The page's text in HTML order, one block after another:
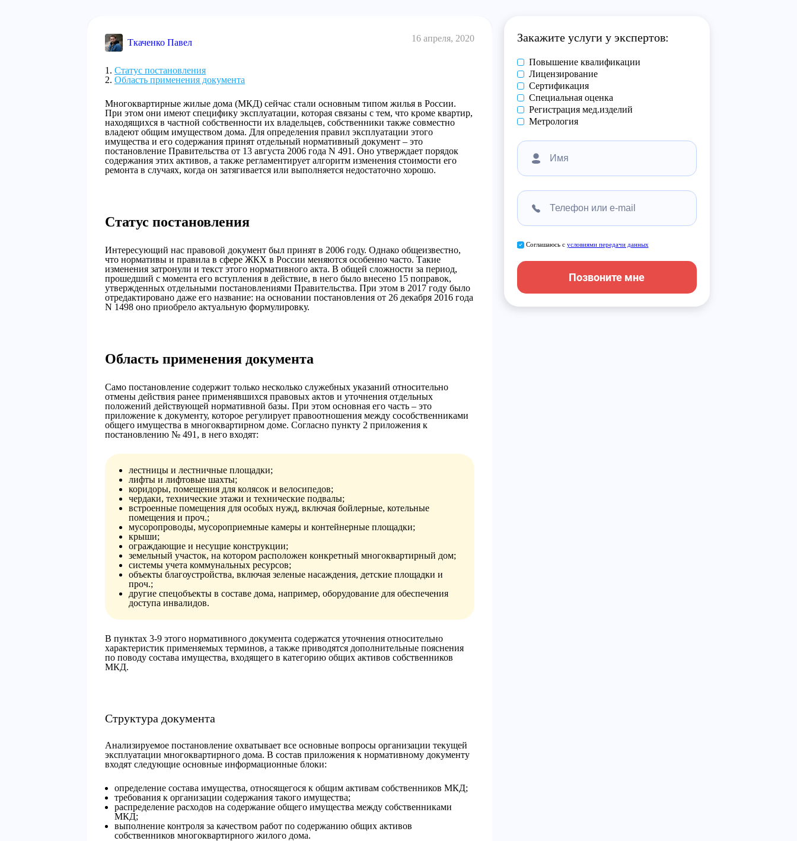
Ткаченко Павел 16 апреля, 2020
Статус постановления
Область применения документа
Многоквартирные жилые дома (МКД) сейчас стали основным типом жилья в России.
При этом они имеют специфику эксплуатации, которая связаны с тем, что кроме квартир,
находящихся в частной собственности их владельцев, собственники также совместно
владеют общим имуществом дома. Для определения правил эксплуатации этого
имущества и его содержания принят отдельный нормативный документ – это
постановление Правительства от 13 августа 2006 года N 491. Оно утверждает порядок
содержания этих активов, а также регламентирует алгоритм изменения стоимости его
ремонта в случаях, когда он затягивается или выполняется недостаточно хорошо.
Статус постановления
Интересующий нас правовой документ был принят в 2006 году. Однако общеизвестно,
что нормативы и правила в сфере ЖКХ в России меняются особенно часто. Такие
изменения затронули и текст этого нормативного акта. В общей сложности за период,
прошедший с момента его вступления в действие, в него было внесено 15 поправок,
утвержденных отдельными постановлениями Правительства. При этом в 2017 году было
отредактировано даже его название: на основании постановления от 26 декабря 2016 года
N 1498 оно приобрело актуальную формулировку.
Область применения документа
Само постановление содержит только несколько служебных указаний относительно
отмены действия ранее применявшихся правовых актов и уточнения отдельных
положений действующей нормативной базы. При этом основная его часть – это
приложение к документу, которое регулирует правоотношения между сособственниками
общего имущества в многоквартирном доме. Согласно пункту 2 приложения к
постановлению № 491, в него входят:
лестницы и лестничные площадки;
лифты и лифтовые шахты;
коридоры, помещения для колясок и велосипедов;
чердаки, технические этажи и технические подвалы;
встроенные помещения для особых нужд, включая бойлерные, котельные
помещения и проч.;
мусоропроводы, мусороприемные камеры и контейнерные площадки;
крыши;
ограждающие и несущие конструкции;
земельный участок, на котором расположен конкретный многоквартирный дом;
системы учета коммунальных ресурсов;
объекты благоустройства, включая зеленые насаждения, детские площадки и
проч.;
другие спецобъекты в составе дома, например, оборудование для обеспечения
доступа инвалидов.
В пунктах 3-9 этого нормативного документа содержатся уточнения относительно
характеристик применяемых терминов, а также приводятся дополнительные пояснения
по поводу состава имущества, входящего в категорию общих активов собственников
МКД.
Структура документа
Анализируемое постановление охватывает все основные вопросы организации текущей
эксплуатации многоквартирного дома. В состав приложения к нормативному документу
входят следующие основные информационные блоки:
определение состава имущества, относящегося к общим активам собственников МКД;
требования к организации содержания такого имущества;
распределение расходов на содержание общего имущества между собственниками
МКД;
выполнение контроля за качеством работ по содержанию общих активов
собственников многоквартирного жилого дома.
Закажите услуги у экспертов:
Повышение квалификации
Лицензирование
Сертификация
Специальная оценка
Регистрация мед.изделий
Метрология
Соглашаюсь с условиями передачи данных
Позвоните мне